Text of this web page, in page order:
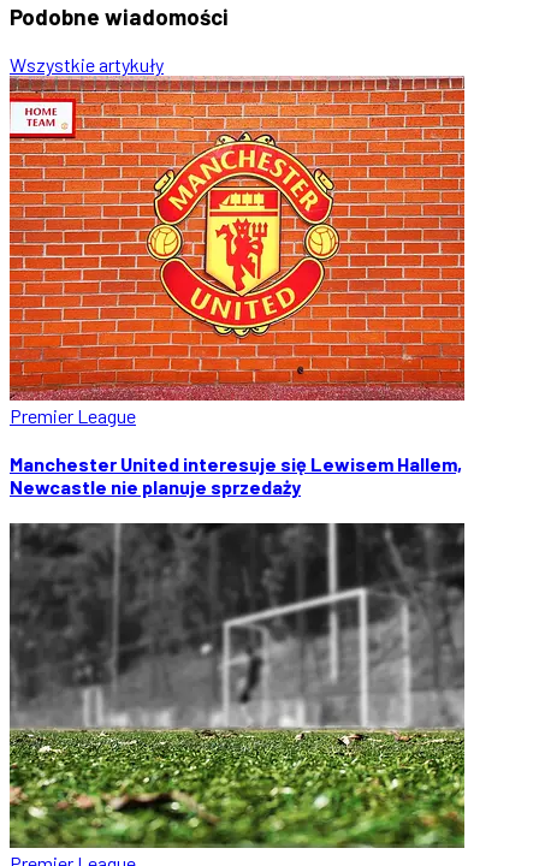
Podobne wiadomości
Wszystkie artykuły
Premier League
Manchester United interesuje się Lewisem Hallem,
Newcastle nie planuje sprzedaży